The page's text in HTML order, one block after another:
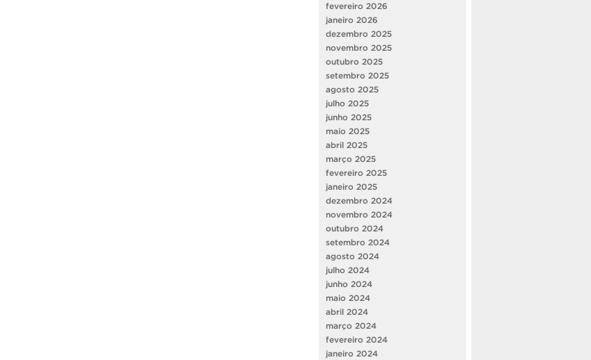
fevereiro 2026
janeiro 2026
dezembro 2025
novembro 2025
outubro 2025
setembro 2025
agosto 2025
julho 2025
junho 2025
maio 2025
abril 2025
março 2025
fevereiro 2025
janeiro 2025
dezembro 2024
novembro 2024
outubro 2024
setembro 2024
agosto 2024
julho 2024
junho 2024
maio 2024
abril 2024
março 2024
fevereiro 2024
janeiro 2024